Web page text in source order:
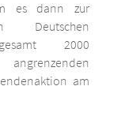
es dann zur
Deutschen
2000
am